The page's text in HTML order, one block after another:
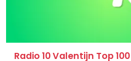
Radio 10 Valentijn Top 100